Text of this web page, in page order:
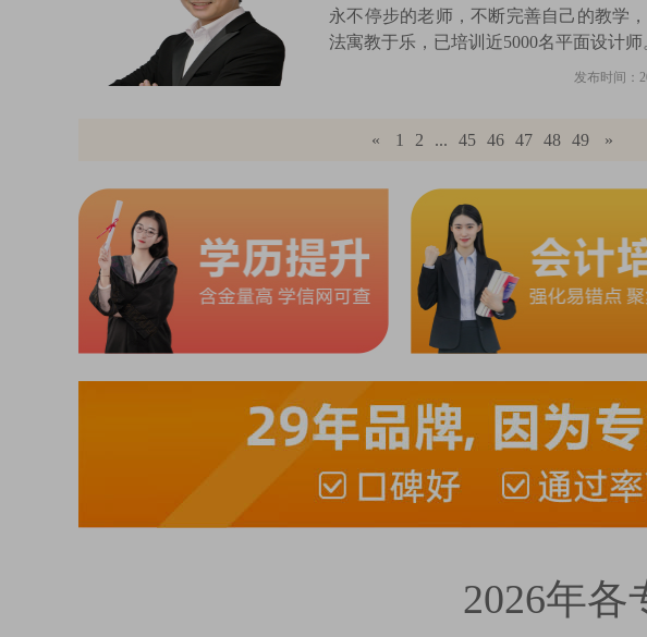
永不停步的老师，不断完善自己的教学
法寓教于乐，已培训近5000名平面设计师
发布时间：
« 1 2 ... 45 46 47 48 49 »
2026年各
457